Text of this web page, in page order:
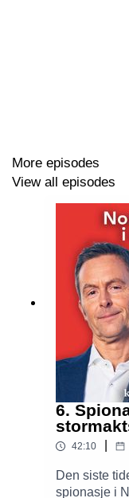
dialog med både
–
følger mange
kan komme. Men
styrke
dialog. For
fall ingen vei, sier
Nord-Norge i
SpareBank 1
Programleder
komponert avEmil
More episodes
View all episodes
6.
42:10
Den siste
spionasje i